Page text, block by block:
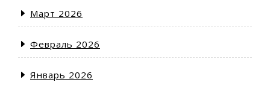
Март 2026
Февраль 2026
Январь 2026